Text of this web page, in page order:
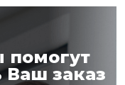
заказ